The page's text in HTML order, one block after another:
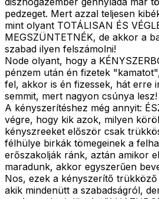
pedzeget. Mert azzal teljesen
mint olyant TOTÁLISAN ÉS
MEGSZÜNTETNÉK, de akkor a
szabad ilyen felszámolni!
Node olyant, hogy a
pénzem után én fizetek
fel, akkor is én fizessek, hát erre
semmit, mert nagyon csúnya lesz!
A kényszerítéshez még annyit:
végre, hogy kik azok, milyen
kényszreeket először csak
félhülye birkák tömegeinek a
erőszakolják ránk, aztán amikor
maradunk, akkor egyszerűen
Nos, ezek a kényszerítő
akik mindenütt a szabadságról,